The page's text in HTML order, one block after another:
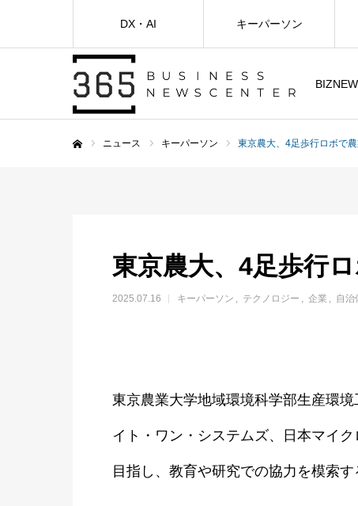
DX・AI キーパーソン
ニュース キーパーソン 東京農大、4足歩行ロボで
東京農大、4足歩行
2025.07.16 キーパーソン テクノロジー 企業 自治
東京農業大学地域環境科学部生産環
イト・ワン・システムズ、日本マイ
目指し、教育や研究での協力を模索す